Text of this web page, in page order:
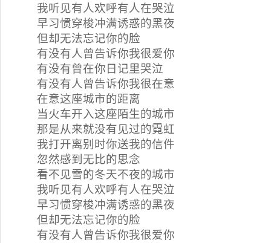
我听见有人欢呼有人在哭泣
早习惯穿梭冲满诱惑的黑夜
但却无法忘记你的脸
有没有人曾告诉你我很爱你
有没有曾在你日记里哭泣
有没有人曾告诉你我很在意
在意这座城市的距离
当火车开入这座陌生的城市
那是从来就没有见过的霓虹
我打开离别时你送我的信件
忽然感到无比的思念
看不见雪的冬天不夜的城市
我听见有人欢呼有人在哭泣
早习惯穿梭冲满诱惑的黑夜
但却无法忘记你的脸
有没有人曾告诉你我很爱你